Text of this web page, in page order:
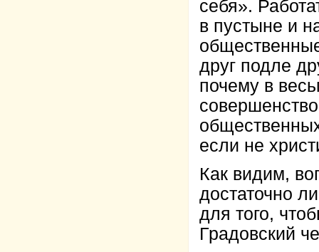
себя».
в пустыне и
друг подле
почему в
если не
Как видим,
достаточно
для того,
Градовский